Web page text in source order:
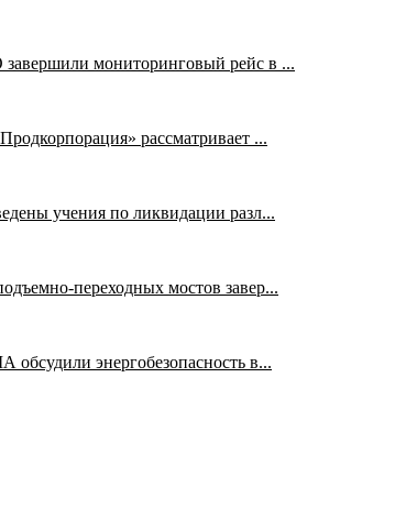
мониторинговый рейс в ...
рассматривает ...
учения по ликвидации разл...
переходных мостов завер...
обсудили энергобезопасность в...